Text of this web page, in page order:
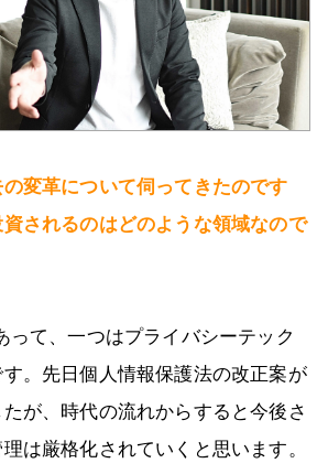
変革について伺ってきたのです
されるのはどのような領域なので
って、一つはプライバシーテック
。先日個人情報保護法の改正案が
が、時代の流れからすると今後さ
は厳格化されていくと思います。